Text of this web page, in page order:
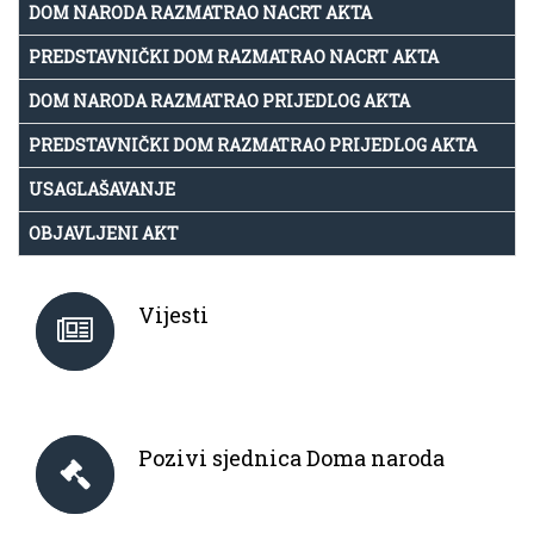
DOM NARODA RAZMATRAO NACRT AKTA
PREDSTAVNIČKI DOM RAZMATRAO NACRT AKTA
DOM NARODA RAZMATRAO PRIJEDLOG AKTA
PREDSTAVNIČKI DOM RAZMATRAO PRIJEDLOG AKTA
USAGLAŠAVANJE
OBJAVLJENI AKT
Vijesti
Pozivi sjednica Doma naroda